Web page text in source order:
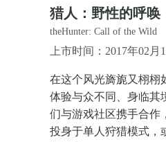
猎人：野性的呼唤
theHunter: Call of the Wild
上市时间：2017年02月
在这个风光旖旎又栩栩
体验与众不同、身临
们与游戏社区携手合作
投身于单人狩猎模式，